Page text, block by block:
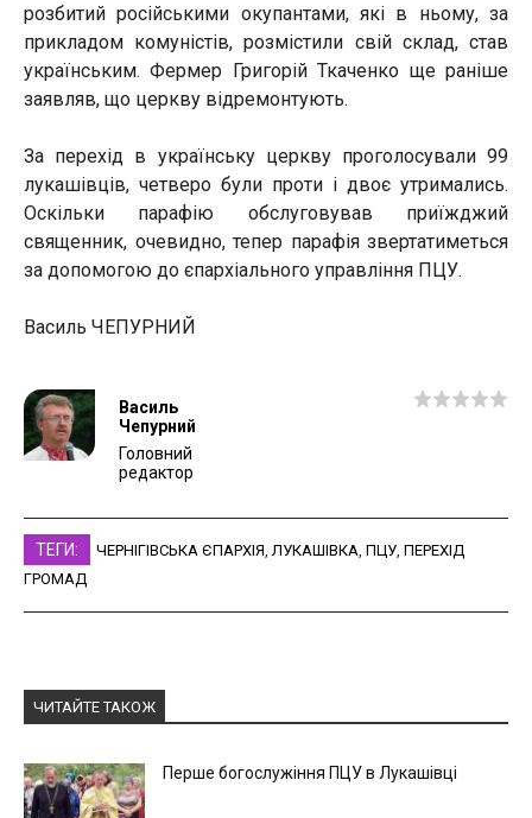
розбитий російськими окупантами, які в ньому, за
прикладом комуністів, розмістили свій склад, став
українським. Фермер Григорій Ткаченко ще раніше
заявляв, що церкву відремонтують.
За перехід в українську церкву проголосували 99
лукашівців, четверо були проти і двоє утримались.
Оскільки парафію обслуговував приїжджий
священник, очевидно, тепер парафія звертатиметься
за допомогою до єпархіального управління ПЦУ.
Василь ЧЕПУРНИЙ
Василь
Чепурний
Головний
редактор
ТЕГИ: ЧЕРНІГІВСЬКА ЄПАРХІЯ ЛУКАШІВКА ПЦУ ПЕРЕХІД
ГРОМАД
ЧИТАЙТЕ ТАКОЖ
Перше богослужіння ПЦУ в Лукашівці